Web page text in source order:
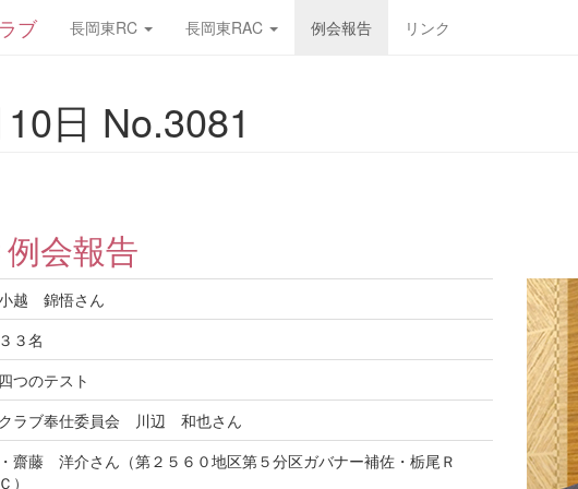
ブ 長岡東RC 長岡東RAC 例会報告 リンク
日 No.3081
会報告
越 錦悟さん
３３名
四つのテスト
クラブ奉仕委員会 川辺 和也さん
・齋藤 洋介さん（第２５６０地区第５分区ガバナー補佐・栃尾Ｒ
Ｃ）